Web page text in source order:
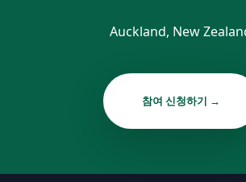
Auckland, New
참여 신청하기 →